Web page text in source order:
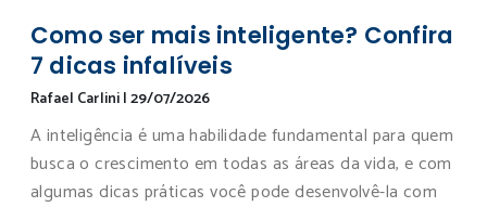
Como ser mais inteligente? Confira
7 dicas infalíveis
Rafael Carlini|29/07/2026
A inteligência é uma habilidade fundamental para quem
busca o crescimento em todas as áreas da vida, e com
algumas dicas práticas você pode desenvolvê-la com